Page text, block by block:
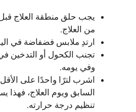
من العلاج.
ارتدِ ملابس فضفاضة في
تجنب الكحول أو التدخين في
وفي يومه.
اشرب لترًا واحدًا على
السابق ويوم العلاج،
تنظيم درجة حرارته.